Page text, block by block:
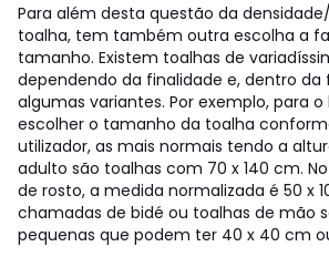
Para além desta questão da
toalha, tem também outra escolha a
tamanho. Existem toalhas de
dependendo da finalidade e, dentro da
algumas variantes. Por exemplo, para
escolher o tamanho da toalha
utilizador, as mais normais tendo a
adulto são toalhas com 70 x 140 cm.
de rosto, a medida normalizada é 50 x
chamadas de bidé ou toalhas de mão
pequenas que podem ter 40 x 40 cm